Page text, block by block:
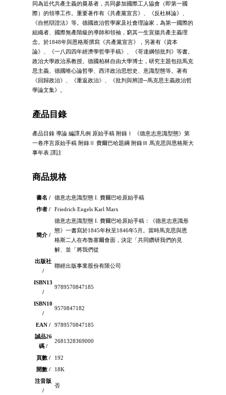
同為近代共產主義的奠基者，共同參加國際工人協會（即第一國
際）的領導工作。重要著作有《共產黨宣言》、《反杜林論》、
《自然辯證法》等。德國政治哲學家及社會理論家，為第一國際的
組織者、國際無產階級的導師和領袖，窮其一生宣揚共產主義理
念。於1848年與恩格斯撰寫《共產黨宣言》，另著有《資本
論》、《一八四四年經濟學哲學手稿》、《哥達綱領批判》等書。
政治大學政治系教授。德國柏林自由大學博士，研究主題包括馬克
思主義、德國唯心論哲學、西洋政治思想史、意識型態等。著有
《回歸政治》、《重返政治》、《批判與辨證─馬克思主義政治哲
學論文集》。
產品目錄
產品目錄 導論 編譯凡例 原始手稿 附錄Ⅰ 《德意志意識型態》第
一卷序言原始手稿 附錄Ⅱ 費爾巴哈題綱 附錄Ⅲ 馬克思與恩格斯大
事年表 譯註
商品規格
書名 /
德意志意識型態 I. 費爾巴哈原始手稿
作者 /
Friedrich Engels Karl Marx
簡介 /
德意志意識型態 I. 費爾巴哈原始手稿：《德意志意識形
態》一書寫於1845年秋至1846年5月。當時馬克思與恩
格斯二人在布魯塞爾會面，決定「共同鑽研我們的見
解、並「將我們從
出版社
/
聯經出版事業股份有限公司
ISBN13
/
9789570847185
ISBN10
/
9570847182
EAN /
9789570847185
誠品26
碼 /
2681328369000
頁數 /
192
開數 /
18K
注音版
/
否